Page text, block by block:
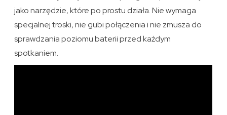
jako narzędzie, które po prostu działa. Nie wymaga
specjalnej troski, nie gubi połączenia i nie zmusza do
sprawdzania poziomu baterii przed każdym
spotkaniem.